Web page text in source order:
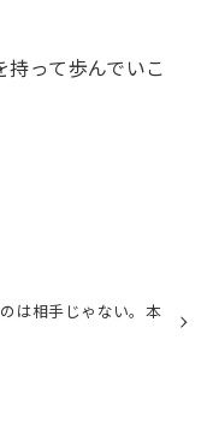
って歩んでいこ
は相手じゃない。本